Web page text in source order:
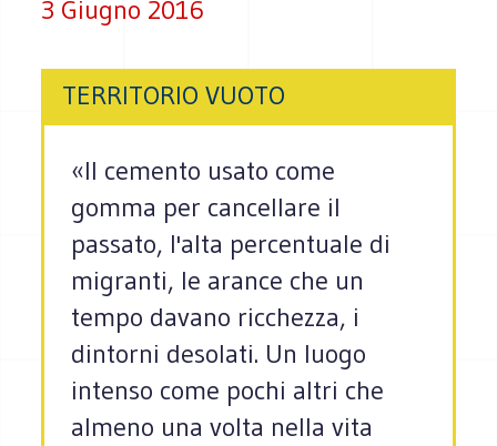
3 Giugno 2016
TERRITORIO VUOTO
«Il cemento usato come
gomma per cancellare il
passato, l'alta percentuale di
migranti, le arance che un
tempo davano ricchezza, i
dintorni desolati. Un luogo
intenso come pochi altri che
almeno una volta nella vita